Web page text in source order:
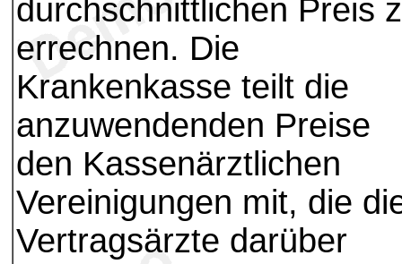
durchschnittlichen Preis
errechnen. Die
Krankenkasse teilt die
anzuwendenden Preise
den Kassenärztlichen
Vereinigungen mit, die
Vertragsärzte darüber